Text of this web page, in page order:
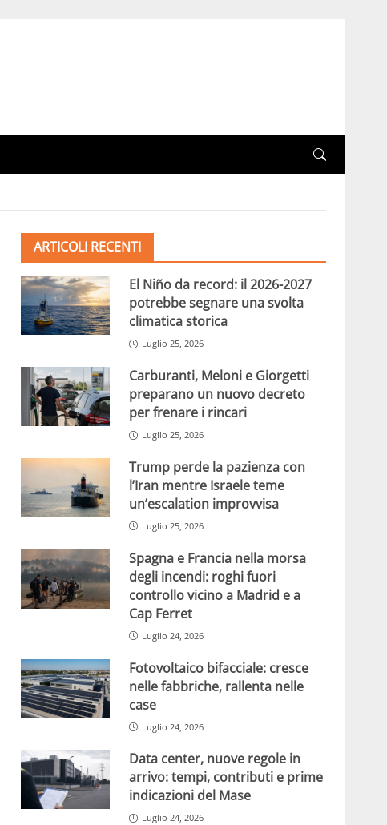
ARTICOLI RECENTI
El Niño da record: il 2026-2027
potrebbe segnare una svolta
climatica storica
Luglio 25, 2026
Carburanti, Meloni e Giorgetti
preparano un nuovo decreto
per frenare i rincari
Luglio 25, 2026
Trump perde la pazienza con
l’Iran mentre Israele teme
un’escalation improvvisa
Luglio 25, 2026
Spagna e Francia nella morsa
degli incendi: roghi fuori
controllo vicino a Madrid e a
Cap Ferret
Luglio 24, 2026
Fotovoltaico bifacciale: cresce
nelle fabbriche, rallenta nelle
case
Luglio 24, 2026
Data center, nuove regole in
arrivo: tempi, contributi e prime
indicazioni del Mase
Luglio 24, 2026